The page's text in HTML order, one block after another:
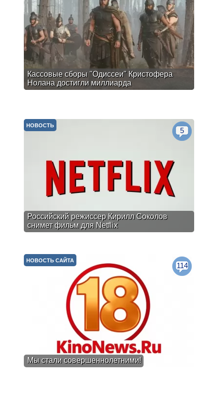
Кассовые сборы "Одиссеи" Кристофера
Нолана достигли миллиарда
Российский режиссер Кирилл Соколов
снимет фильм для Netflix
НОВОСТЬ
5
Мы стали совершеннолетними!
НОВОСТЬ САЙТА
114